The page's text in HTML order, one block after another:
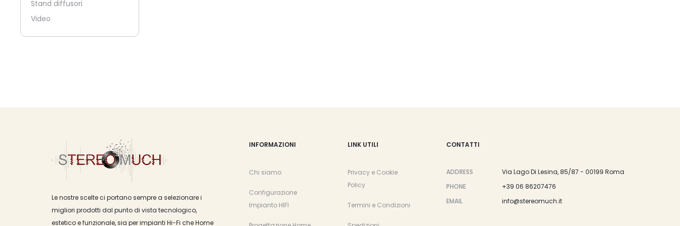
Stand diffusori
Video
Le nostre scelte ci portano sempre a selezionare i
migliori prodotti dal punto di vista tecnologico,
estetico e funzionale, sia per impianti Hi-Fi che Home
INFORMAZIONI
Chi siamo
Configurazione
Impianto HIFI
LINK UTILI
Privacy e Cookie
Policy
Termini e Condizioni
CONTATTI
ADDRESS
Via Lago Di Lesina, 85/87 - 00199 Roma
PHONE
+39 06 86207476
EMAIL
info@stereomuch.it